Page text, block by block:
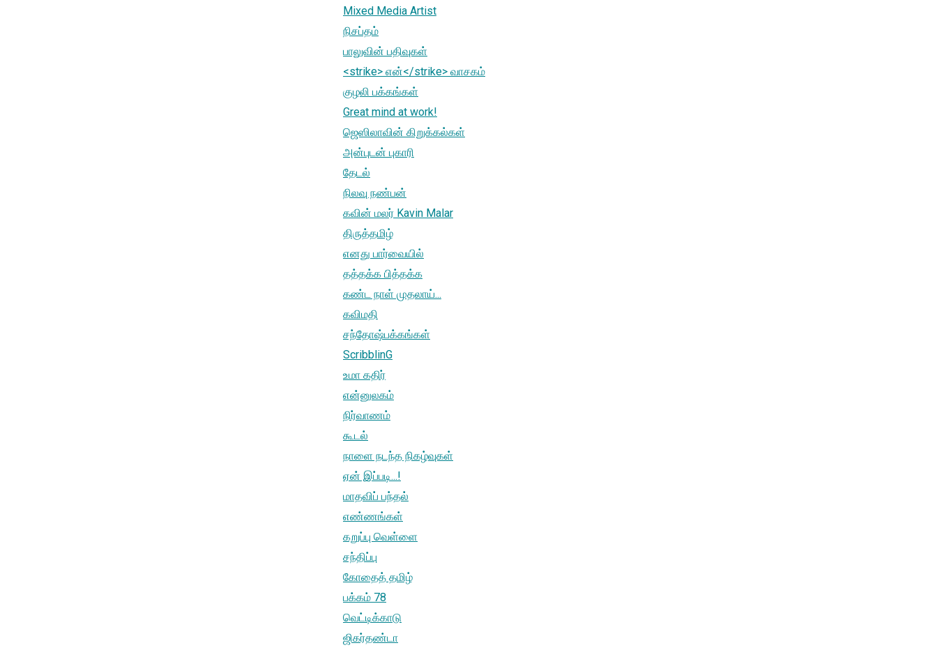
Mixed Media Artist
நிசப்தம்
பாலுவின் பதிவுகள்
<strike> என்</strike> வாசகம்
குழலி பக்கங்கள்
Great mind at work!
ஜெஸிலாவின் கிறுக்கல்கள்
அன்புடன் புகாரி
தேடல்
நிலவு நண்பன்
கவின் மலர் Kavin Malar
திருத்தமிழ்
எனது பார்வையில்
தத்தக்க பித்தக்க
கண்ட நாள் முதலாய்...
கவிமதி
சந்தோஷ்பக்கங்கள்
ScribblinG
உமா கதிர்
என்னுலகம்
நிர்வாணம்
கூடல்
நாளை நடந்த நிகழ்வுகள்
ஏன் இப்படி...!
மாதவிப் பந்தல்
எண்ணங்கள்
கறுப்பு வெள்ளை
சந்திப்பு
கோதைத் தமிழ்
பக்கம் 78
வெட்டிக்காடு
ஜிகர்தண்டா